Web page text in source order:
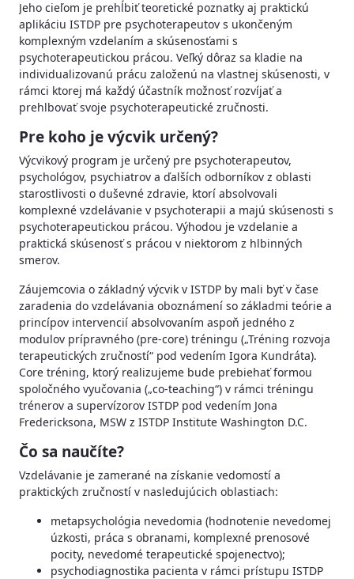
Jeho cieľom je prehĺbiť teoretické poznatky aj praktickú
aplikáciu ISTDP pre psychoterapeutov s ukončeným
komplexným vzdelaním a skúsenosťami s
psychoterapeutickou prácou. Veľký dôraz sa kladie na
individualizovanú prácu založenú na vlastnej skúsenosti, v
rámci ktorej má každý účastník možnosť rozvíjať a
prehlbovať svoje psychoterapeutické zručnosti.
Pre koho je výcvik určený?
Výcvikový program je určený pre psychoterapeutov,
psychológov, psychiatrov a ďalších odborníkov z oblasti
starostlivosti o duševné zdravie, ktorí absolvovali
komplexné vzdelávanie v psychoterapii a majú skúsenosti s
psychoterapeutickou prácou. Výhodou je vzdelanie a
praktická skúsenosť s prácou v niektorom z hlbinných
smerov.
Záujemcovia o základný výcvik v ISTDP by mali byť v čase
zaradenia do vzdelávania oboznámení so základmi teórie a
princípov intervencií absolvovaním aspoň jedného z
modulov prípravného (pre-core) tréningu („Tréning rozvoja
terapeutických zručností“ pod vedením Igora Kundráta).
Core tréning, ktorý realizujeme bude prebiehať formou
spoločného vyučovania („co-teaching“) v rámci tréningu
trénerov a supervízorov ISTDP pod vedením Jona
Fredericksona, MSW z ISTDP Institute Washington D.C.
Čo sa naučíte?
Vzdelávanie je zamerané na získanie vedomostí a
praktických zručností v nasledujúcich oblastiach:
metapsychológia nevedomia (hodnotenie nevedomej
úzkosti, práca s obranami, komplexné prenosové
pocity, nevedomé terapeutické spojenectvo);
psychodiagnostika pacienta v rámci prístupu ISTDP